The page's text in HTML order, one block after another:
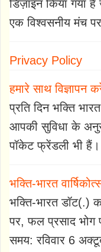
डिज़ाइन किया गया
एक विश्वसनीय मंच
Privacy Policy
हमारे साथ विज्ञापन
प्रति दिन भक्ति
आपकी सुविधा के
पॉकेट फ्रेंडली भी हैं।
भक्ति-भारत
भक्ति-भारत डॉट(.)
पर, फल प्रसाद भोग
समय: रविवार 6